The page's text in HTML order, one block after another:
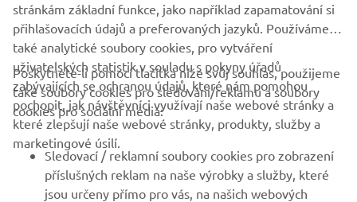
FIREMNÍ
B2B
VÍCE YAMAHA
stránkám základní funkce, jako například zapamatování si
přihlašovacích údajů a preferovaných jazyků. Používáme
také analytické soubory cookies, pro vytváření
uživatelských statistik v souladu s pokyny úřadů
zabývajících se ochranou údajů, které nám pomohou
pochopit, jak návštěvníci využívají naše webové stránky a
které zlepšují naše webové stránky, produkty, služby a
marketingové úsilí.
Poskytnete-li pomocí tlačítka níže svůj souhlas, použijeme
také soubory cookies pro sledování/reklamu a soubory
cookies pro sociální média:
Sledovací / reklamní soubory cookies pro zobrazení
příslušných reklam na naše výrobky a služby, které
jsou určeny přímo pro vás, na našich webových